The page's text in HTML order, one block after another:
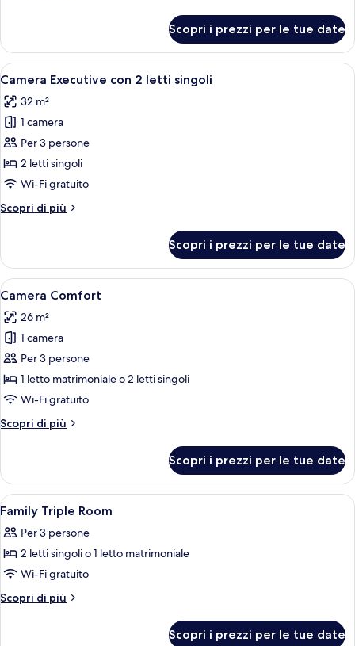
Room
Scopri i prezzi per le tue date
Apri
tutte
le
foto
per
Camera
Executive
2
Una camera d'albergo moderna con
5
Camera Executive con 2 letti singoli
32 m²
1 camera
Per 3 persone
2 letti singoli
Wi-Fi gratuito
Scopri di più
Altri
Executive
con
2
singoli
Scopri i prezzi per le tue date
Apri
tutte
le
foto
per
Camera
Comfort
Una stanza con un'ampia finestra
5
Camera Comfort
26 m²
1 camera
Per 3 persone
1 letto matrimoniale o 2 letti singoli
Wi-Fi gratuito
Scopri di più
Altri
Comfort
Scopri i prezzi per le tue date
Apri
tutte
le
foto
per
Family
Una cassaforte in camera, una
4
Family Triple Room
Per 3 persone
2 letti singoli o 1 letto matrimoniale
Wi-Fi gratuito
Scopri di più
Altri
Scopri i prezzi per le tue date